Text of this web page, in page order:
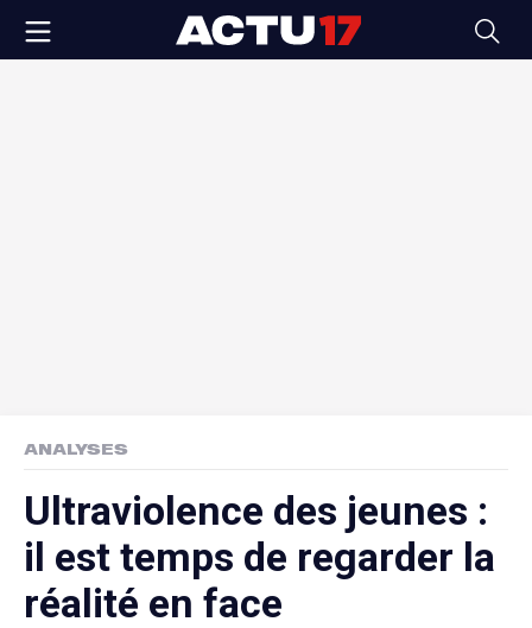
ANALYSES
Ultraviolence des jeunes :
il est temps de regarder la
réalité en face